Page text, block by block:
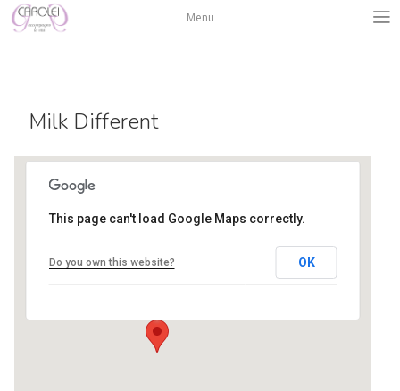
Salta
Menu
Milk Different
Centro Isadora Duncan
This page can't load Google Maps correctly.
Do you own this website? OK